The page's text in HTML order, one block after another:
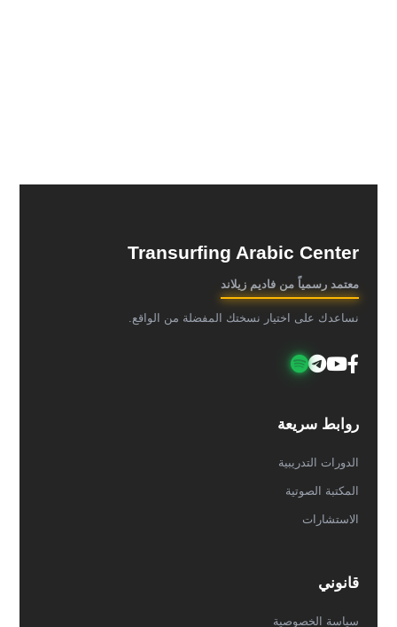
Transurfing Arabic Center
معتمد رسمياً من فاديم زيلاند
نساعدك على اختيار نسختك المفضلة من الواقع.
روابط سريعة
الدورات التدريبية
المكتبة الصوتية
الاستشارات
قانوني
سياسة الخصوصية